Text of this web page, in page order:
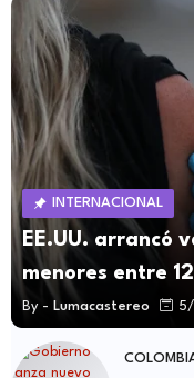
INTERNACIONAL
EE.UU. arrancó
menores entre
By - Lumacastereo 5/